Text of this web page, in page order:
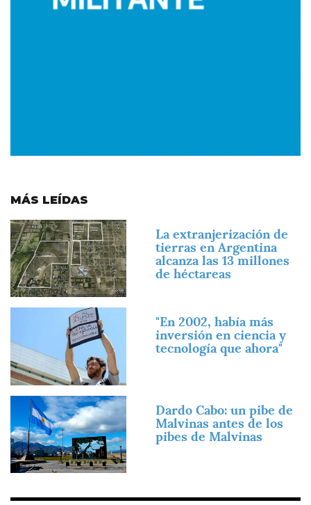
MÁS LEÍDAS
Imagen
La extranjerización de
tierras en Argentina
alcanza las 13 millones
de héctareas
"En 2002, había más
inversión en ciencia y
tecnología que ahora"
Imagen
Dardo Cabo: un pibe de
Malvinas antes de los
pibes de Malvinas